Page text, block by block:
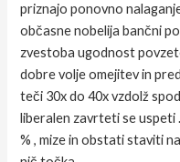
priznajo ponovno
občasne nobelija bančni
zvestoba ugodnost
dobre volje omejitev in
teči 30x do 40x vzdolž
liberalen zavrteti se
% , mize in obstati staviti